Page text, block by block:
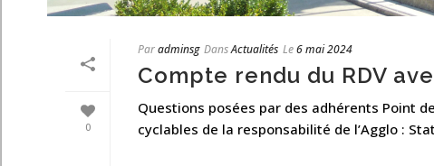
0
Paradminsg DansActualités Le6 mai 2024
Compte rendu du RDV
Questions posées par des adhérents Point
cyclables de la responsabilité de l’Agglo :